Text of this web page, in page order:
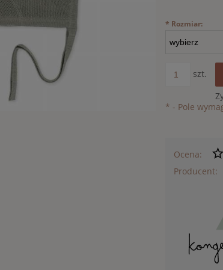
Jeżeli
* Rozmiar:
szt.
* - Pole
Ocena:
Producent: